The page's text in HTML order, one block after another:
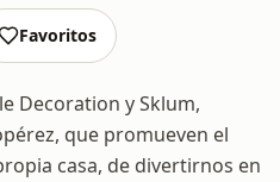
Favoritos
Decoration y Sklum,
que promueven el
casa, de divertirnos en